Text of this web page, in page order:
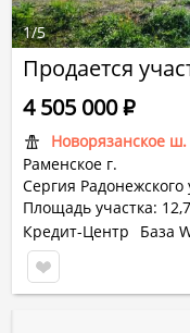
Продается
Новорязанское ш.
Раменское г.
Сергия Радонежского
Площадь участка:
4 505 000Р
Кредит-Центр
База
1/5